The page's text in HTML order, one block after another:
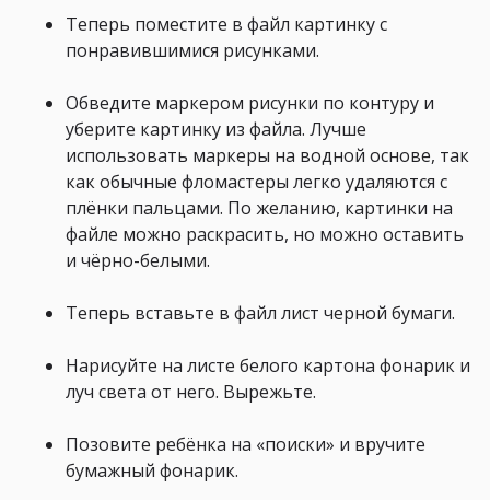
Теперь поместите в файл картинку с
понравившимися рисунками.
Обведите маркером рисунки по контуру и
уберите картинку из файла. Лучше
использовать маркеры на водной основе, так
как обычные фломастеры легко удаляются с
плёнки пальцами. По желанию, картинки на
файле можно раскрасить, но можно оставить
и чёрно-белыми.
Теперь вставьте в файл лист черной бумаги.
Нарисуйте на листе белого картона фонарик и
луч света от него. Вырежьте.
Позовите ребёнка на «поиски» и вручите
бумажный фонарик.